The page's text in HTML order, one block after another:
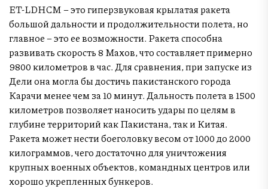
ET-LDHCM – это гиперзвуковая крылатая ракета
большой дальности и продолжительности полета, но
главное – это ее возможности. Ракета способна
развивать скорость 8 Махов, что составляет примерно
9800 километров в час. Для сравнения, при запуске из
Дели она могла бы достичь пакистанского города
Карачи менее чем за 10 минут. Дальность полета в 1500
километров позволяет наносить удары по целям в
глубине территорий как Пакистана, так и Китая.
Ракета может нести боеголовку весом от 1000 до 2000
килограммов, чего достаточно для уничтожения
крупных военных объектов, командных центров или
хорошо укрепленных бункеров.